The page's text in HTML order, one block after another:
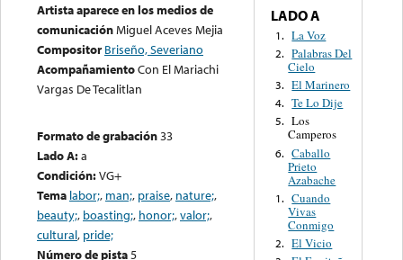
Artista aparece en los medios de
comunicaciónMiguel Aceves Mejia
Compositor Briseño, Severiano
AcompañamientoCon El Mariachi
Vargas De Tecalitlan
Formato de grabación33
Lado A:a
Condición:VG+
Tema labor;, man;, praise, nature;,
beauty;, boasting;, honor;,valor;,
cultural, pride;
Número de pista5
LADO A
1. La Voz
2. Palabras Del
Cielo
3. El Marinero
4. Te Lo Dije
5. Los
Camperos
6. Caballo
Prieto
Azabache
1. Cuando
Vivas
Conmigo
2. El Vicio